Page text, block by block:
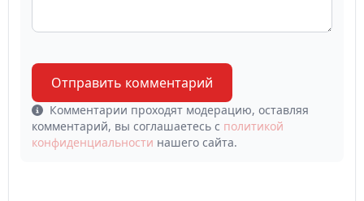
Отправить комментарий
Комментарии проходят модерацию, оставляя
комментарий, вы соглашаетесь с политикой
конфиденциальности нашего сайта.